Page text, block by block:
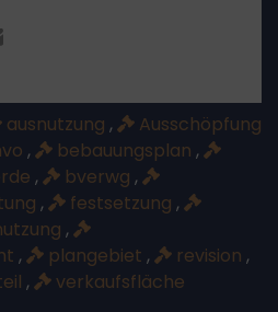
ausnutzung ,
Ausschöpfung
, bebauungsplan ,
, bverwg ,
, festsetzung ,
,
, plangebiet , revision ,
, verkaufsfläche